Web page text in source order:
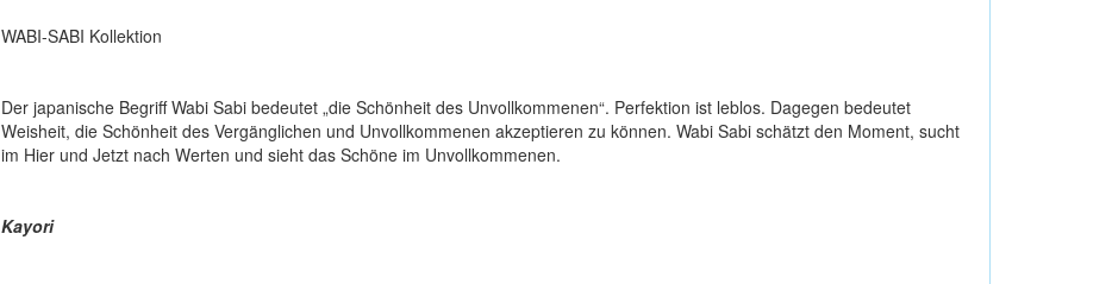
WABI-SABI Kollektion
Der japanische Begriff Wabi Sabi bedeutet „die Schönheit des Unvollkommenen“. Perfektion ist leblos. Dagegen bedeutet
Weisheit, die Schönheit des Vergänglichen und Unvollkommenen akzeptieren zu können. Wabi Sabi schätzt den Moment, sucht
im Hier und Jetzt nach Werten und sieht das Schöne im Unvollkommenen.
Kayori